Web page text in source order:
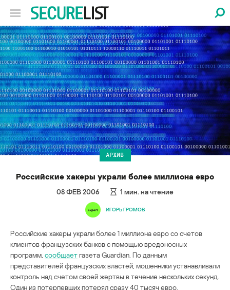
АРХИВ
Российские хакеры украли более миллиона евро
08 ФЕВ 2006 1 мин. на чтение
ИГОРЬ ГРОМОВ
Российские хакеры украли более 1 миллиона евро со счетов
клиентов французских банков с помощью вредоносных
программ, сообщаетгазета Guardian. По данным
представителей французских властей, мошенники устанавливали
контроль над счетом своей жертвы в течение нескольких секунд.
Один из потерпевших потерял сразу 40 тысяч евро.